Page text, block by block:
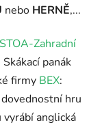
nebo HERNĚ,...
STOA-Zahradní
panák
firmy BEX:
hru
anglická